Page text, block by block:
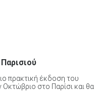
πρακτική έκδοση του
στο Παρίσι και θα